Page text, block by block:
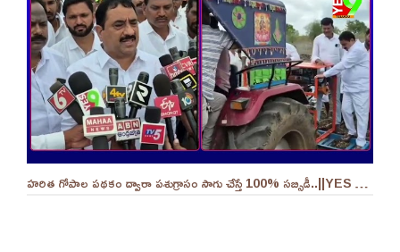
హరిత గోపాల పథకం ద్వారా పశుగ్రాసం సాగు చేస్తే 100% సబ్సిడీ..||YES 9TV